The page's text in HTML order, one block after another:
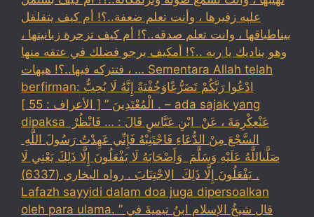
عليه زفيرها ، وأنت تعلم ضعفة..؟! أم كيف يتقلقل
بيناطباقها ، وانت تعلم صدقه..؟! أم كيف تزجرة زبانيتها ،
وهو يناديك يا ربه ..؟! أمكيف يرجو فضلك في عتقه منها
، فتتركه فيها..؟! هيهات … Sementara Allah telah
berfirman: ادْعُوا رَبَّكُمْ تَضَرُّعًاوَخُفْيَةً إِنَّهُ لَا يُحِبُّ
الْمُعْتَدِينَ ” [ الأعراف : 55 ] . – ada sajak yang
dipaksa ‏عَنْ‏‏عِكْرِمَةَ ‏، ‏عَنْ ‏ ‏ابْنِ عَبَّاسٍ ‏‏قَالَ : … فَانْظُرْ ‏‏
السَّجْعَ ‏‏مِنْ الدُّعَاءِ فَاجْتَنِبْهُ فَإِنِّي عَهِدْتُ رَسُولَ اللَّهِ ‏
‏صَلَّىاللَّهُ عَلَيْهِ وَسَلَّمَ ‏ ‏وَأَصْحَابَهُ لَا يَفْعَلُونَ إِلَّا ذَلِكَ ‏‏يَعْنِي لَا
يَفْعَلُونَ إِلَّا ذَلِكَ ‏ ‏الِاجْتِنَابَ . رواه البخاري (6337) .
Lafazh sayyidi dalam doa juga dipersoalkan
oleh para ulama. قال شيخُ الإسلامِ ابنُ تيميةَ في ”